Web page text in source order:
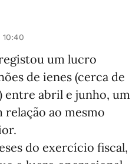
um lucro
de ienes (cerca de
entre abril e junho, um
relação ao mesmo
do exercício fiscal,